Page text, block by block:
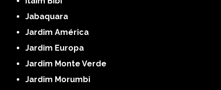
Jabaquara
Jardim América
Jardim Europa
Jardim Monte Verde
Jardim Morumbi